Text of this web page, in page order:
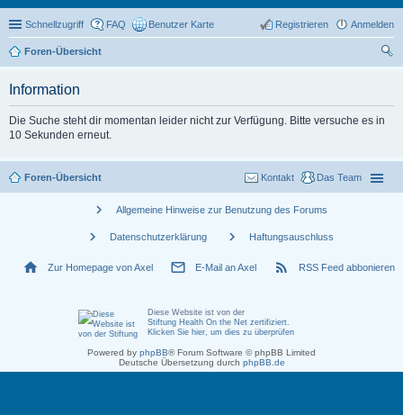
Schnellzugriff FAQ Benutzer Karte Anmelden
Registrieren
Foren-Übersicht
Information
Die Suche steht dir momentan leider nicht zur Verfügung. Bitte versuche es in
10 Sekunden erneut.
Foren-Übersicht Das Team
Kontakt
chevron_right Allgemeine Hinweise zur Benutzung des Forums
chevron_right Datenschutzerklärung chevron_right Haftungsauschluss
home Zur Homepage von Axel mail_outline E-Mail an Axel rss_feed RSS Feed abbonieren
Diese Website ist von der
Stiftung Health On the Net zertifiziert.
Klicken Sie hier, um dies zu überprüfen
Powered by phpBB® Forum Software © phpBB Limited
Deutsche Übersetzung durch phpBB.de